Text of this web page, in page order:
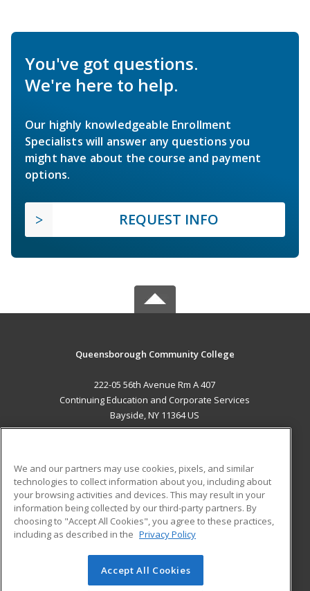
You've got questions.
We're here to help.
Our highly knowledgeable Enrollment
Specialists will answer any questions you
might have about the course and payment
options.
REQUEST INFO
Queensborough Community College
222-05 56th Avenue Rm A 407
Continuing Education and Corporate Services
Bayside, NY 11364 US
ADDITIONAL RESOURCES
Military
Financial Assistance
Help
Student Blog
© 2026 ed2go, a division of Cengage Learning. All rights
We and our partners may use cookies, pixels, and similar
technologies to collect information about you, including about
your browsing activities and devices. This may result in your
information being collected by our third-party partners. By
choosing to "Accept All Cookies", you agree to these practices,
including as described in the Privacy Policy
Accept All Cookies